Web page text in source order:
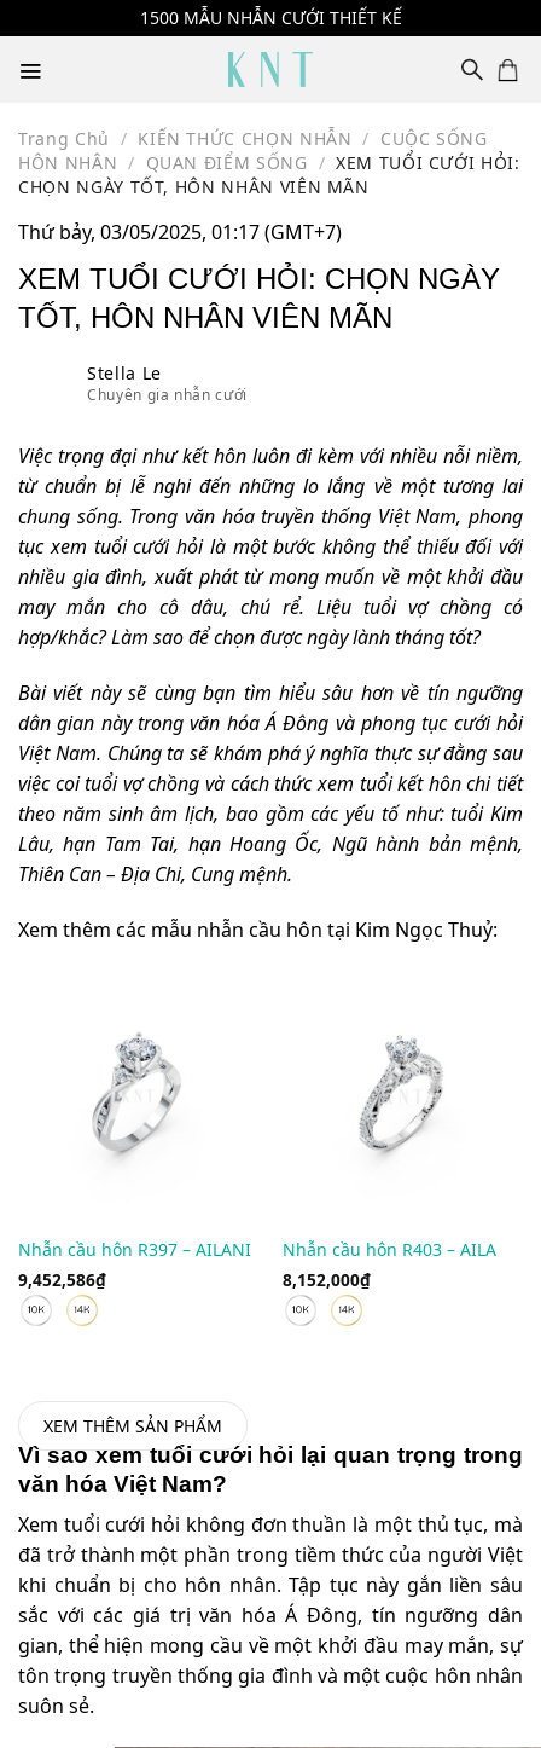
to
content
1500 MẪU NHẪN CƯỚI THIẾT KẾ
Trang Chủ / KIẾN THỨC CHỌN NHẪN / CUỘC SỐNG
HÔN NHÂN / QUAN ĐIỂM SỐNG / XEM TUỔI CƯỚI HỎI:
CHỌN NGÀY TỐT, HÔN NHÂN VIÊN MÃN
Thứ bảy, 03/05/2025, 01:17 (GMT+7)
XEM TUỔI CƯỚI HỎI: CHỌN NGÀY
TỐT, HÔN NHÂN VIÊN MÃN
Stella Le
Chuyên gia nhẫn cưới
Việc trọng đại như kết hôn luôn đi kèm với nhiều nỗi niềm,
từ chuẩn bị lễ nghi đến những lo lắng về một tương lai
chung sống. Trong văn hóa truyền thống Việt Nam, phong
tục xem tuổi cưới hỏi là một bước không thể thiếu đối với
nhiều gia đình, xuất phát từ mong muốn về một khởi đầu
may mắn cho cô dâu, chú rể. Liệu tuổi vợ chồng có
hợp/khắc? Làm sao để chọn được ngày lành tháng tốt?
Bài viết này sẽ cùng bạn tìm hiểu sâu hơn về tín ngưỡng
dân gian này trong văn hóa Á Đông và phong tục cưới hỏi
Việt Nam. Chúng ta sẽ khám phá ý nghĩa thực sự đằng sau
việc coi tuổi vợ chồng và cách thức xem tuổi kết hôn chi tiết
theo năm sinh âm lịch, bao gồm các yếu tố như: tuổi Kim
Lâu, hạn Tam Tai, hạn Hoang Ốc, Ngũ hành bản mệnh,
Thiên Can – Địa Chi, Cung mệnh.
Xem thêm các mẫu nhẫn cầu hôn tại Kim Ngọc Thuỷ:
Nhẫn cầu hôn R397 – AILANI
9,452,586₫
Nhẫn cầu hôn R403 – AILA
8,152,000₫
XEM THÊM SẢN PHẨM
Vì sao xem tuổi cưới hỏi lại quan trọng trong
văn hóa Việt Nam?
Xem tuổi cưới hỏi không đơn thuần là một thủ tục, mà
đã trở thành một phần trong tiềm thức của người Việt
khi chuẩn bị cho hôn nhân. Tập tục này gắn liền sâu
sắc với các giá trị văn hóa Á Đông, tín ngưỡng dân
gian, thể hiện mong cầu về một khởi đầu may mắn, sự
tôn trọng truyền thống gia đình và một cuộc hôn nhân
suôn sẻ.